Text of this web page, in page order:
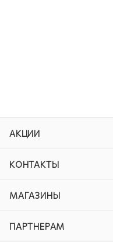
АКЦИИ
КОНТАКТЫ
МАГАЗИНЫ
ПАРТНЕРАМ